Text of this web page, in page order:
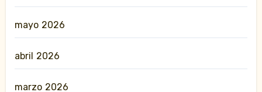
mayo 2026
abril 2026
marzo 2026